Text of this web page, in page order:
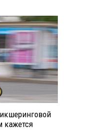
кажется